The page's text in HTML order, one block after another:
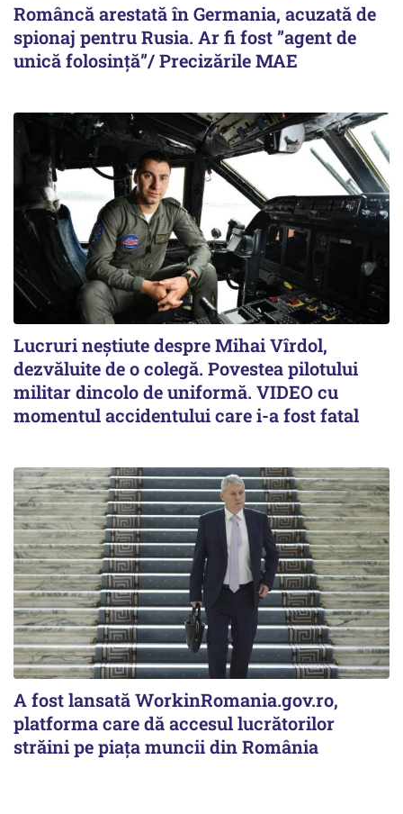
Româncă arestată în Germania, acuzată de
spionaj pentru Rusia. Ar fi fost ”agent de
unică folosință”/ Precizările MAE
Lucruri neștiute despre Mihai Vîrdol,
dezvăluite de o colegă. Povestea pilotului
militar dincolo de uniformă. VIDEO cu
momentul accidentului care i-a fost fatal
A fost lansată WorkinRomania.gov.ro,
platforma care dă accesul lucrătorilor
străini pe piața muncii din România